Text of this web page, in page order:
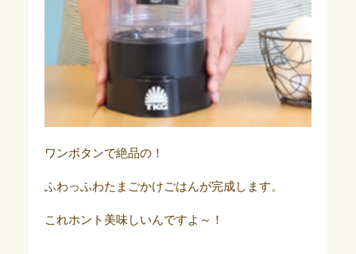
ワンボタンで絶品の！
ふわっふわたまごかけごはんが完成します。
これホント美味しいんですよ～！